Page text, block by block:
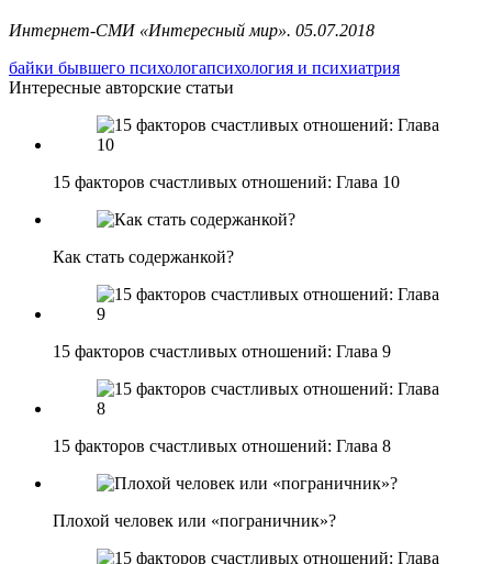
Интернет-СМИ «Интересный мир». 05.07.2018
байки бывшего психологапсихология и психиатрия
Интересные авторские статьи
15 факторов счастливых отношений: Глава 10
Как стать содержанкой?
15 факторов счастливых отношений: Глава 9
15 факторов счастливых отношений: Глава 8
Плохой человек или «пограничник»?